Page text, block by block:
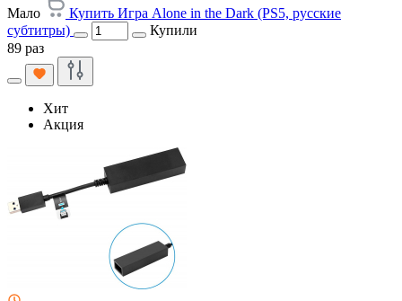
Мало
Купить Игра Alone in the Dark (PS5, русские
субтитры)
Купили
89 раз
Хит
Акция